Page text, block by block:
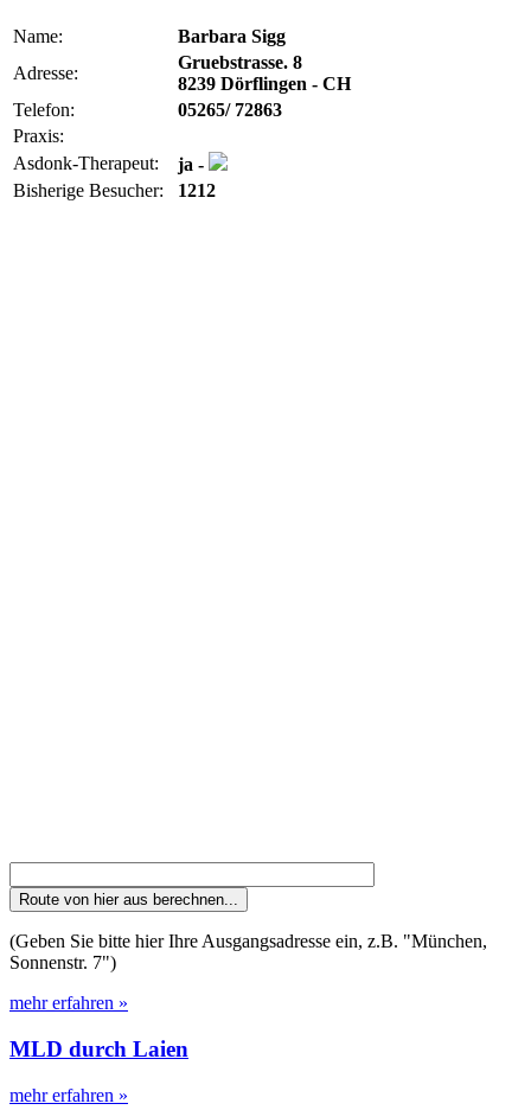
Name:
Barbara Sigg
Adresse:
Gruebstrasse. 8
8239 Dörflingen - CH
Telefon:
05265/ 72863
Praxis:
Asdonk-Therapeut:
ja -
Bisherige Besucher:
1212
(Geben Sie bitte hier Ihre Ausgangsadresse ein, z.B. "München,
Sonnenstr. 7")
mehr erfahren »
MLD durch Laien
mehr erfahren »